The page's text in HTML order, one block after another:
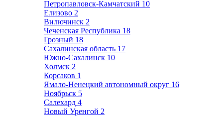
Петропавловск-Камчатский 10
Елизово 2
Вилючинск 2
Чеченская Республика 18
Грозный 18
Сахалинская область 17
Южно-Сахалинск 10
Холмск 2
Корсаков 1
Ямало-Ненецкий автономный округ 16
Ноябрьск 5
Салехард 4
Новый Уренгой 2